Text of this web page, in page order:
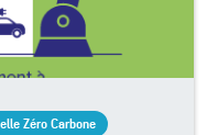
Zéro Carbone